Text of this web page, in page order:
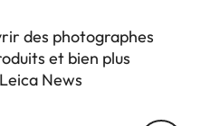
des photographes
et bien plus
News